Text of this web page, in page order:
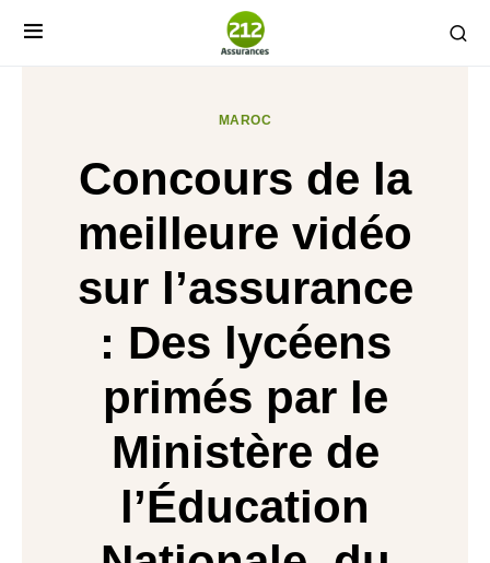
MAROC
Concours de la
meilleure vidéo
sur l’assurance
: Des lycéens
primés par le
Ministère de
l’Éducation